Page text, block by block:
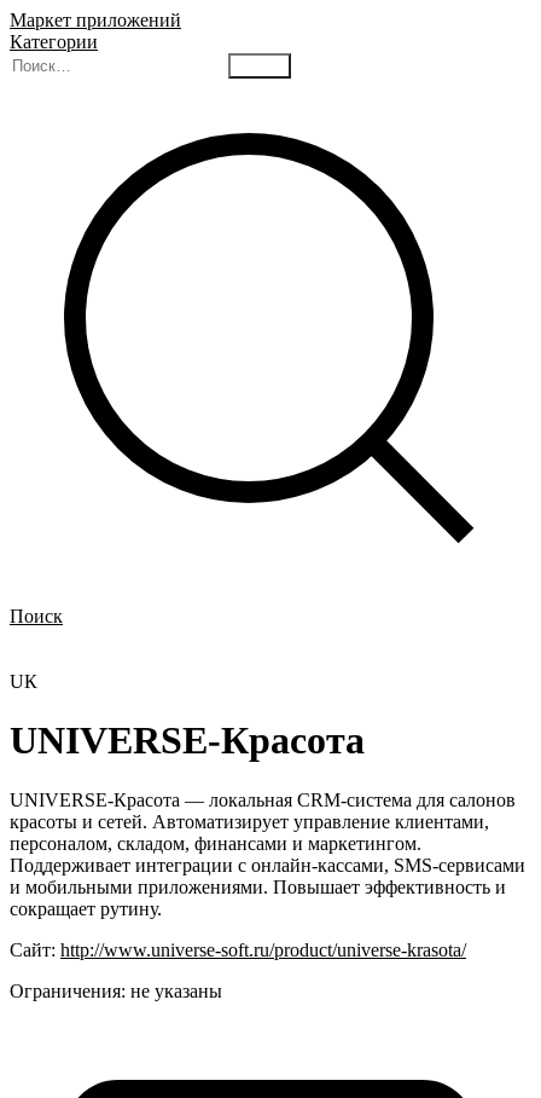
Маркет приложений
Категории
Поиск
UК
UNIVERSE-Красота
UNIVERSE-Красота — локальная CRM-система для салонов
красоты и сетей. Автоматизирует управление клиентами,
персоналом, складом, финансами и маркетингом.
Поддерживает интеграции с онлайн-кассами, SMS-сервисами
и мобильными приложениями. Повышает эффективность и
сокращает рутину.
Сайт: http://www.universe-soft.ru/product/universe-krasota/
Ограничения: не указаны